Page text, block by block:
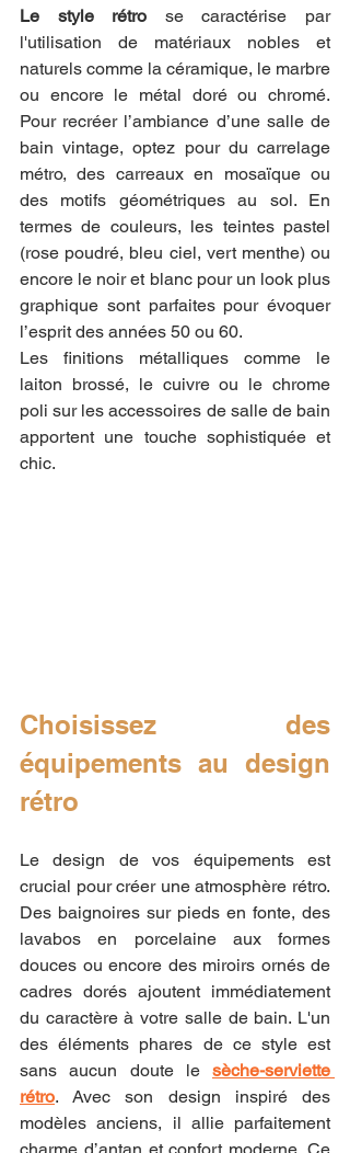
Le style rétro se caractérise par
l'utilisation de matériaux nobles et
naturels comme la céramique, le marbre
ou encore le métal doré ou chromé.
Pour recréer l’ambiance d’une salle de
bain vintage, optez pour du carrelage
métro, des carreaux en mosaïque ou
des motifs géométriques au sol. En
termes de couleurs, les teintes pastel
(rose poudré, bleu ciel, vert menthe) ou
encore le noir et blanc pour un look plus
graphique sont parfaites pour évoquer
l’esprit des années 50 ou 60.
Les finitions métalliques comme le
laiton brossé, le cuivre ou le chrome
poli sur les accessoires de salle de bain
apportent une touche sophistiquée et
chic.
Choisissez des
équipements au design
rétro
Le design de vos équipements est
crucial pour créer une atmosphère rétro.
Des baignoires sur pieds en fonte, des
lavabos en porcelaine aux formes
douces ou encore des miroirs ornés de
cadres dorés ajoutent immédiatement
du caractère à votre salle de bain. L'un
des éléments phares de ce style est
sans aucun doute le sèche-serviette
rétro. Avec son design inspiré des
modèles anciens, il allie parfaitement